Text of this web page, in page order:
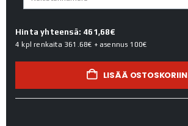
Hinta yhteensä: 461,68€
4 kpl renkaita 361.68€ + asennus 100€
LISÄÄ OSTOSKORIIN